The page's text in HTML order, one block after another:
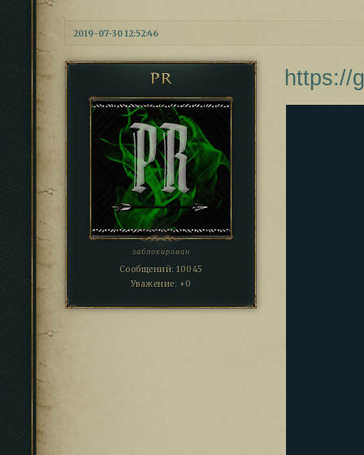
2019-07-30 12:52:46
PR
заблокирован
Сообщений: 10045
Уважение: +0
https://